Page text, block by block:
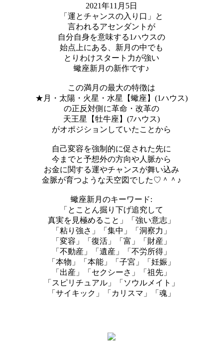
2021年11月5日
「運とチャンスの入り口」と
言われるアセンダントが
自分自身を意味する1ハウスの
始点上にある、新月の中でも
とりわけスタート力が強い
蠍座新月の新作です♪
この満月の最大の特徴は
★月・太陽・火星・水星【蠍座】(1ハウス)
の正反対側に革命・改革の
天王星【牡牛座】(7ハウス)
がオポジションしていたことから
自己変容を強制的に促された先に
今までと予想外の方向や人脈から
お金に関する運やチャンスが舞い込み
金脈が育つような天空図でした♡＾＾♪
蠍座新月のキーワード:
「とことん掘り下げ追究して
真実を見極めること」「強い意志」
「粘り強さ」「集中」「洞察力」
「変容」「復活」「富」「財産」
「不動産」「遺産」「不労所得」
「本物」「本能」「子宮」「妊娠」
「出産」「セクシーさ」「祖先」
「スピリチュアル」「ソウルメイト」
「サイキック」「カリスマ」「魂」